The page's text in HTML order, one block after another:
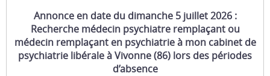
Annonce en date du dimanche 5 juillet 2026 :
Recherche médecin psychiatre remplaçant ou
médecin remplaçant en psychiatrie à mon cabinet de
psychiatrie libérale à Vivonne (86) lors des périodes
d’absence